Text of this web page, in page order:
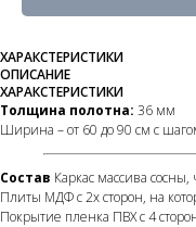
ХАРАКСТЕРИСТИКИ
ОПИСАНИЕ
ХАРАКСТЕРИСТИКИ
Толщина полотна: 36 мм
Ширина – от 60 до 90 см с
Состав Каркас массива
Плиты МДФ с 2х сторон, на
Покрытие пленка ПВХ с 4